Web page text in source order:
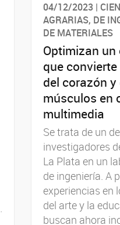
04/12/2023 |
AGRARIAS, DE
DE MATERIALES
Optimizan un
que
del corazón y
músculos en
multimedia
Se trata de un
investigadores
La Plata en un
de ingeniería. A
experiencias en
del arte y la
buscan ahora